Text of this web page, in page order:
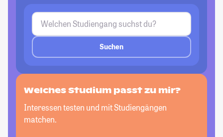
Suchen
Welches Studium passtzu mir?
Interessen testen und mit Studiengängen
matchen.